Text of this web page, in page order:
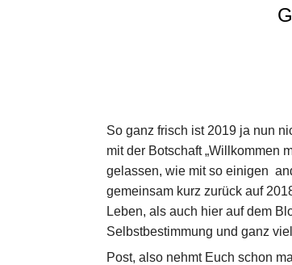
So ganz frisch ist 2019 ja nun
mit der Botschaft „Willkommen
gelassen, wie mit so einigen
gemeinsam kurz zurück auf
Leben, als auch hier auf dem
Selbstbestimmung und ganz
Post, also nehmt Euch schon